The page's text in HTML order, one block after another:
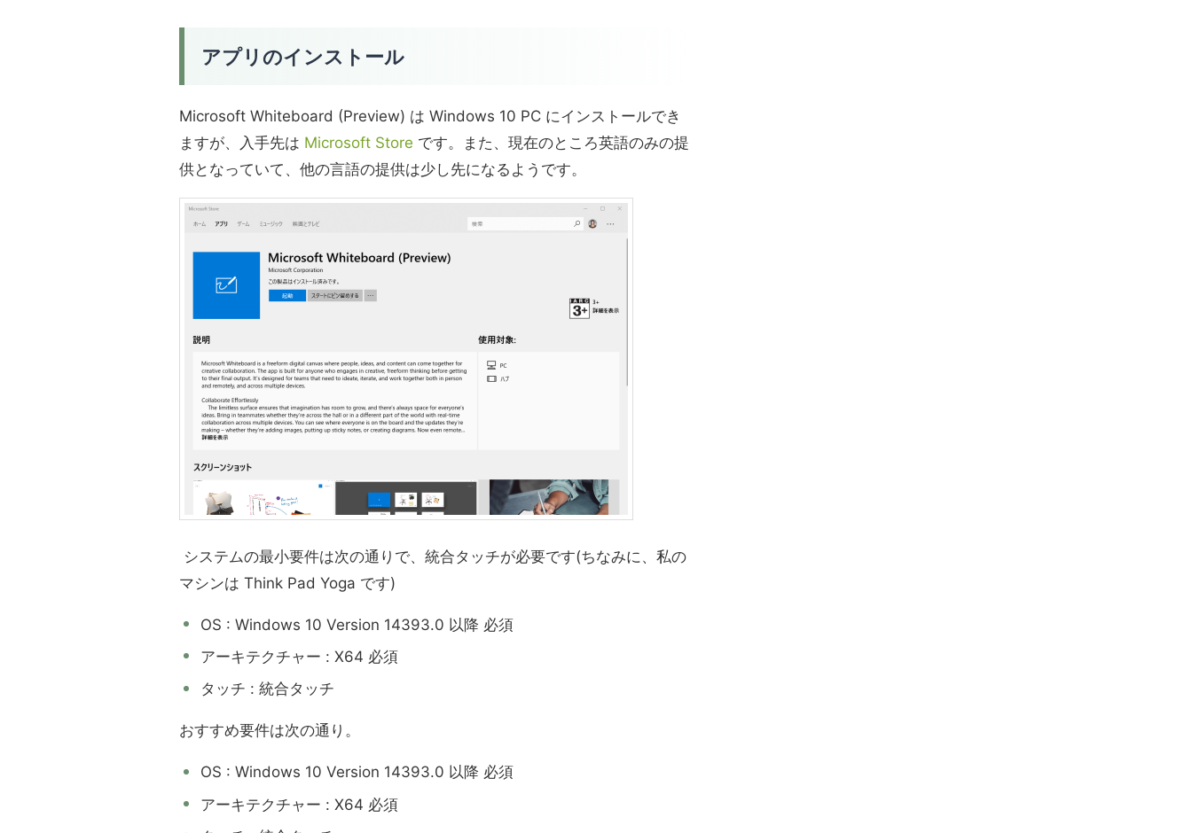
アプリのインストール
Microsoft Whiteboard (Preview) は Windows 10 PC にインストールでき
ますが、入手先は Microsoft Store です。また、現在のところ英語のみの提
供となっていて、他の言語の提供は少し先になるようです。
システムの最小要件は次の通りで、統合タッチが必要です(ちなみに、私の
マシンは Think Pad Yoga です)
OS : Windows 10 Version 14393.0 以降 必須
アーキテクチャー : X64 必須
タッチ : 統合タッチ
おすすめ要件は次の通り。
OS : Windows 10 Version 14393.0 以降 必須
アーキテクチャー : X64 必須